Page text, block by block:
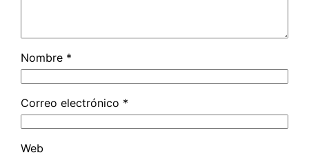
Nombre *
Correo electrónico *
Web